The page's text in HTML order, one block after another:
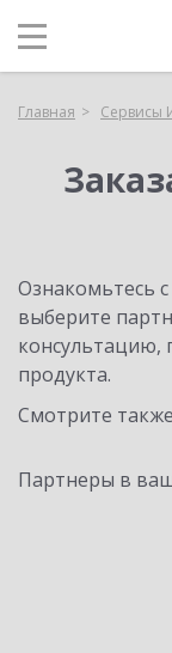
Главная Сервисы
Ознакомьтесь
выберите
консультацию,
продукта.
Смотрите
Партнеры в